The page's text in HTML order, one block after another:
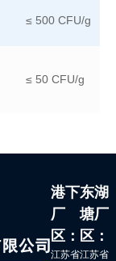
≤ 500 CFU/g
≤ 50 CFU/g
港下
厂
区：
江苏省
东湖
塘厂
区：
江苏省